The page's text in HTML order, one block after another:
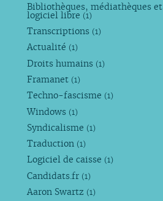
Bibliothèques, médiathèques et
logiciel libre (1)
Transcriptions (1)
Actualité (1)
Droits humains (1)
Framanet (1)
Techno-fascisme (1)
Windows (1)
Syndicalisme (1)
Traduction (1)
Logiciel de caisse (1)
Candidats.fr (1)
Aaron Swartz (1)